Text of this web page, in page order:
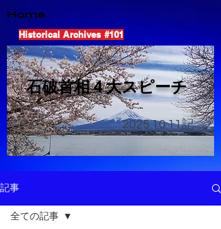
Home
Historical Archives #101
​石破首相４大スピーチ
2025.10.11記
記事
全ての記事